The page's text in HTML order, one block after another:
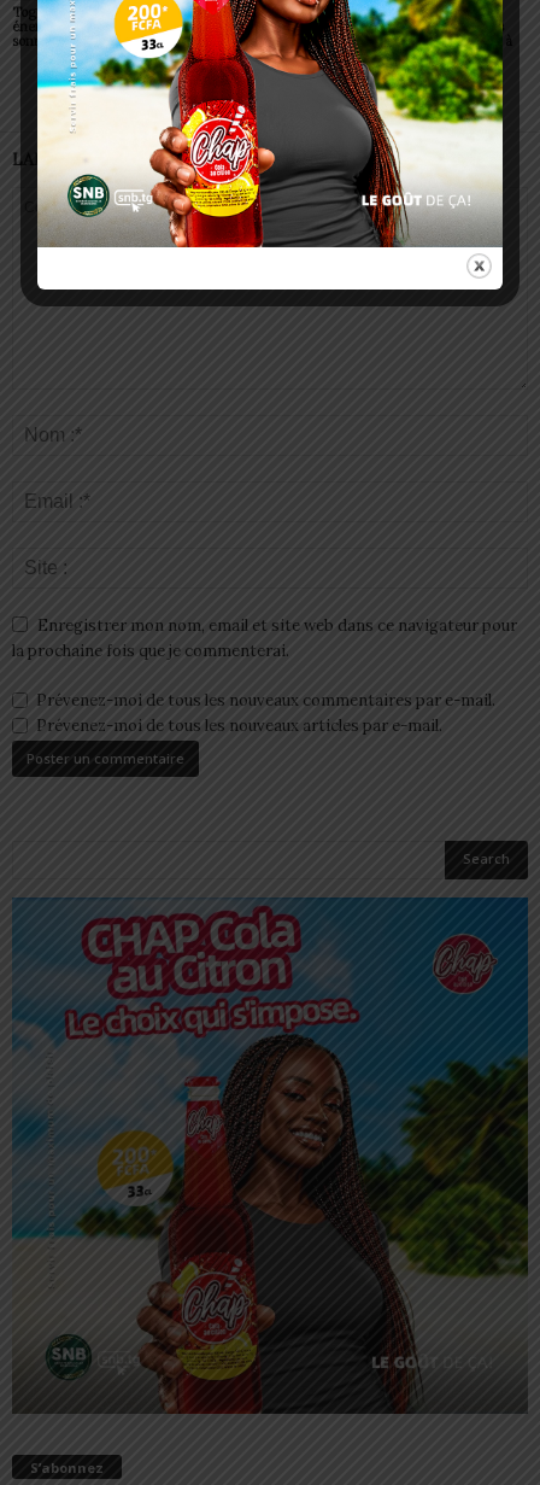
Togo/ Boissons
énergisantes: l’État tire la
sonnette d’alarme
Togo/ Rentrée scolaire
2026-2027: consultez la
liste officielle des écoles
autorisées
ESSAL 2026 : les
admissibles convoqués
pour la visite médicale à
Lomé
LAISSER UN COMMENTAIRE
Enregistrer mon nom, email et site web dans ce navigateur pour
la prochaine fois que je commenterai.
Prévenez-moi de tous les nouveaux commentaires par e-mail.
Prévenez-moi de tous les nouveaux articles par e-mail.
S’abonnez